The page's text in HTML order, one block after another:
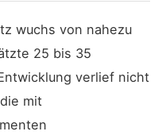
wuchs von nahezu
25 bis 35
verlief nicht
mit